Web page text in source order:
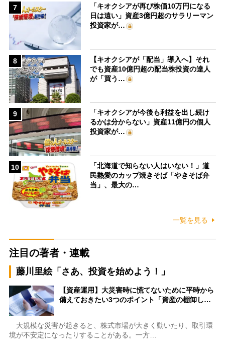
7
「キオクシアが再び株価10万円になる
日は遠い」資産3億円超のサラリーマン
投資家が…
8
【キオクシアが「配当」導入へ】それ
でも資産10億円超の配当株投資の達人
が「買う…
9
「キオクシアが今後も利益を出し続け
るかは分からない」資産11億円の個人
投資家が…
10
「北海道で知らない人はいない！」道
民熱愛のカップ焼きそば「やきそば弁
当」、最大の…
一覧を見る
注目の著者・連載
藤川里絵「さあ、投資を始めよう！」
【資産運用】大災害時に慌てないために平時から
備えておきたい3つのポイント「資産の棚卸し…
大規模な災害が起きると、株式市場が大きく動いたり、取引環
境が不安定になったりすることがある。一方…